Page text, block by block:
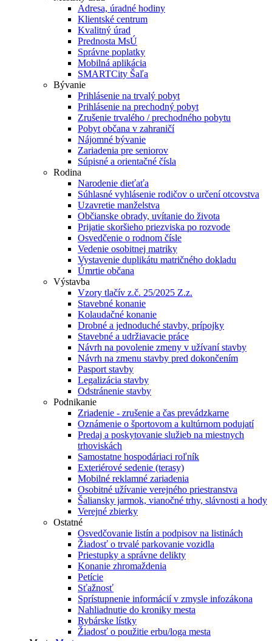
Adresa, úradné hodiny
Klientské centrum
Kvalitný úrad
Prednosta MsÚ
Správne poplatky
Mobilná aplikácia
SMARTCity Šaľa
Bývanie
Prihlásenie na trvalý pobyt
Prihlásenie na prechodný pobyt
Zrušenie trvalého / prechodného pobytu
Pobyt občana v zahraničí
Nájomné bývanie
Zariadenia pre seniorov
Súpisné a orientačné čísla
Rodina
Narodenie dieťaťa
Súhlasné vyhlásenie rodičov o určení otcovstva
Uzavretie manželstva
Občianske obrady, uvítanie do života
Prijatie skoršieho priezviska po rozvode
Osvedčenie o rodnom čísle
Vedenie osobitnej matriky
Vystavenie duplikátu matričného dokladu
Úmrtie občana
Výstavba
Vzory tlačív z.č. 25/2025 Z.z.
Stavebné konanie
Kolaudačné konanie
Drobné a jednoduché stavby, prípojky
Stavebné a udržiavacie práce
Návrh na povolenie zmeny v užívaní stavby
Návrh na zmenu stavby pred dokončením
Pasport stavby
Legalizácia stavby
Odstránenie stavby
Podnikanie
Zriadenie - zrušenie a čas prevádzkarne
Oznámenie o športovom a kultúrnom podujatí
Predaj a poskytovanie služieb na miestnych
trhoviskách
Samostatne hospodáriaci roľník
Exteriérové sedenie (terasy)
Mobilné reklamné zariadenia
Osobitné užívanie verejného priestranstva
Šaliansky jarmok, vianočné trhy, slávnosti a hody
Verejné zbierky
Ostatné
Osvedčovanie listín a podpisov na listinách
Žiadosť o trvalé parkovanie vozidla
Priestupky a správne delikty
Konanie zhromaždenia
Petície
Sťažnosť
Sprístupnenie informácií v zmysle infozákona
Nahliadnutie do kroniky mesta
Rybárske lístky
Žiadosť o použitie erbu/loga mesta